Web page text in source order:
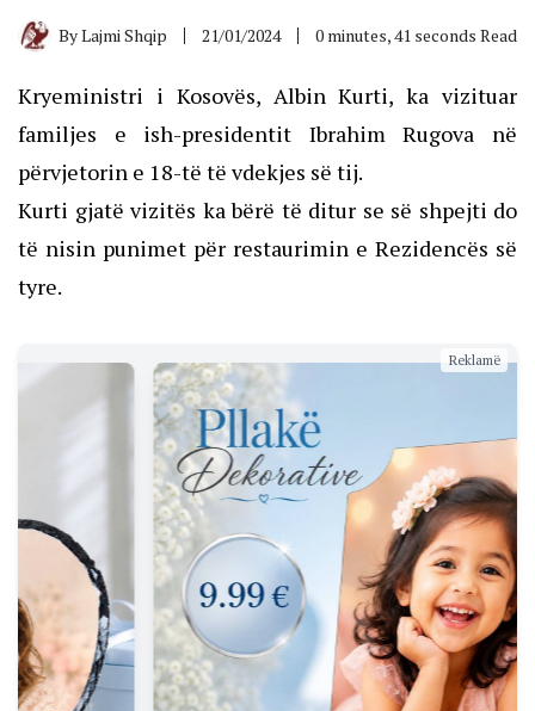
ByLajmi Shqip 21/01/2024 0 minutes, 41 seconds Read
Kryeministri i Kosovës, Albin Kurti, ka vizituar
familjes e ish-presidentit Ibrahim Rugova në
përvjetorin e 18-të të vdekjes së tij.
Kurti gjatë vizitës ka bërë të ditur se së shpejti do
të nisin punimet për restaurimin e Rezidencës së
tyre.
Reklamë